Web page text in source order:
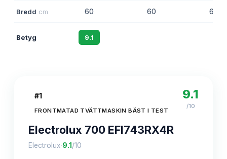
Bredd cm 60 60 60
Betyg 9.1
#1
FRONTMATAD TVÄTTMASKIN BÄST I TEST
Electrolux 700 EFI743RX4R
Electrolux·9.1 /10
9.1
/10